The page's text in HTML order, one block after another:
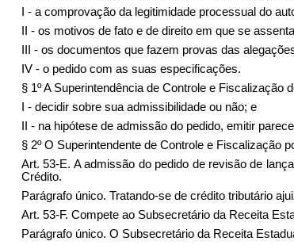
I - a comprovação da legitimidade processual do
II - os motivos de fato e de direito em que se
III - os documentos que fazem provas das
IV - o pedido com as suas especificações.
§ 1º A Superintendência de Controle e Fiscalização
I - decidir sobre sua admissibilidade ou não; e
II - na hipótese de admissão do pedido, emitir
§ 2º O Superintendente de Controle e Fiscalização
Art. 53-E. A admissão do pedido de revisão de
Crédito.
Parágrafo único. Tratando-se de crédito tributário
Art. 53-F. Compete ao Subsecretário da Receita
Parágrafo único. O Subsecretário da Receita